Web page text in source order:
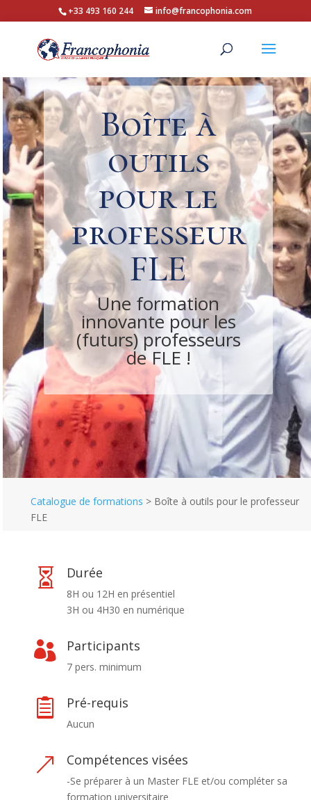
+33 493 160 244 info@francophonia.com
Boîte à
outils
pour le
professeur
FLE
Une formation
innovante pour les
(futurs) professeurs
de FLE !
Catalogue de formations > Boîte à outils pour le professeur
FLE
 Durée
8H ou 12H en présentiel
3H ou 4H30 en numérique
 Participants
7 pers. minimum
 Pré-requis
Aucun
& Compétences visées
-Se préparer à un Master FLE et/ou compléter sa
formation universitaire